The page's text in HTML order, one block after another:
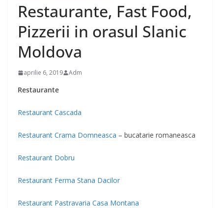
Restaurante, Fast Food,
Pizzerii in orasul Slanic
Moldova
aprilie 6, 2019 Adm
Restaurante
Restaurant Cascada
Restaurant Crama Domneasca – bucatarie romaneasca
Restaurant Dobru
Restaurant Ferma Stana Dacilor
Restaurant Pastravaria Casa Montana